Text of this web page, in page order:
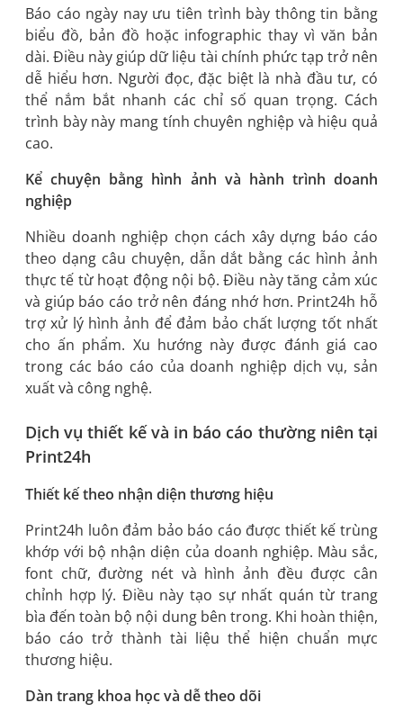
Báo cáo ngày nay ưu tiên trình bày thông tin bằng
biểu đồ, bản đồ hoặc infographic thay vì văn bản
dài. Điều này giúp dữ liệu tài chính phức tạp trở nên
dễ hiểu hơn. Người đọc, đặc biệt là nhà đầu tư, có
thể nắm bắt nhanh các chỉ số quan trọng. Cách
trình bày này mang tính chuyên nghiệp và hiệu quả
cao.
Kể chuyện bằng hình ảnh và hành trình doanh
nghiệp
Nhiều doanh nghiệp chọn cách xây dựng báo cáo
theo dạng câu chuyện, dẫn dắt bằng các hình ảnh
thực tế từ hoạt động nội bộ. Điều này tăng cảm xúc
và giúp báo cáo trở nên đáng nhớ hơn. Print24h hỗ
trợ xử lý hình ảnh để đảm bảo chất lượng tốt nhất
cho ấn phẩm. Xu hướng này được đánh giá cao
trong các báo cáo của doanh nghiệp dịch vụ, sản
xuất và công nghệ.
Dịch vụ thiết kế và in báo cáo thường niên tại
Print24h
Thiết kế theo nhận diện thương hiệu
Print24h luôn đảm bảo báo cáo được thiết kế trùng
khớp với bộ nhận diện của doanh nghiệp. Màu sắc,
font chữ, đường nét và hình ảnh đều được cân
chỉnh hợp lý. Điều này tạo sự nhất quán từ trang
bìa đến toàn bộ nội dung bên trong. Khi hoàn thiện,
báo cáo trở thành tài liệu thể hiện chuẩn mực
thương hiệu.
Dàn trang khoa học và dễ theo dõi